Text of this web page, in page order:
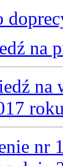
na
na
roku
nr